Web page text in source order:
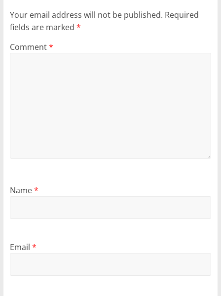
Your email address will not be published. Required
fields are marked *
Comment*
Name*
Email *